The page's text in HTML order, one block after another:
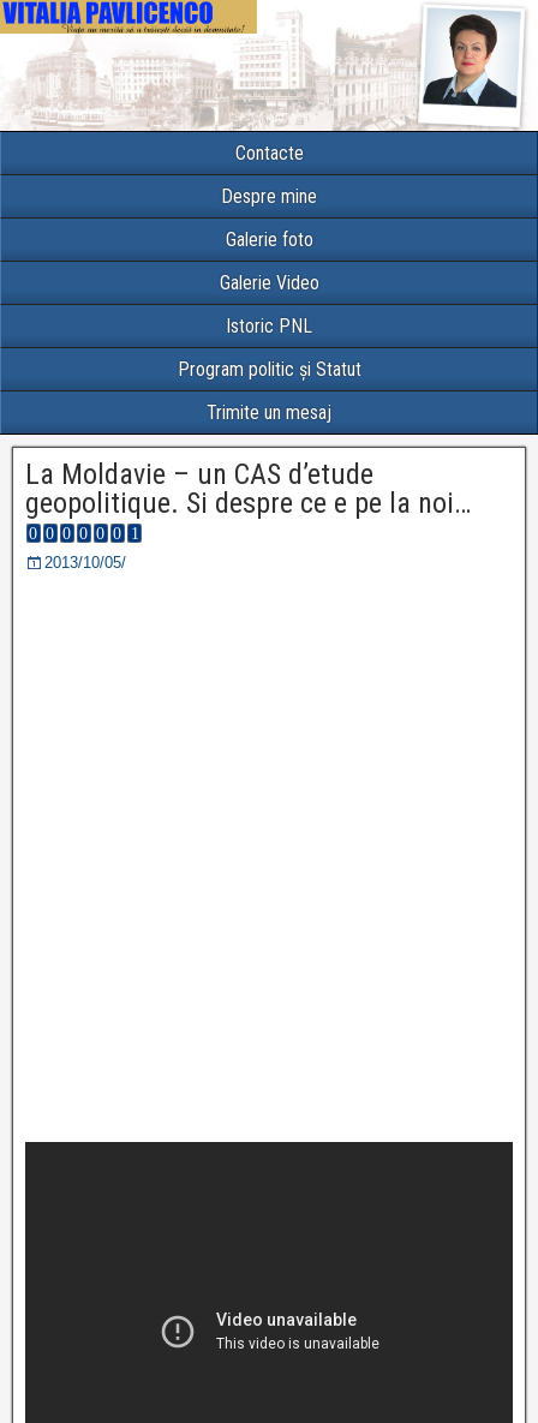
Contacte
Despre mine
Galerie foto
Galerie Video
Istoric PNL
Program politic și Statut
Trimite un mesaj
La Moldavie – un CAS d’etude
geopolitique. Si despre ce e pe la noi…
2013/10/05/